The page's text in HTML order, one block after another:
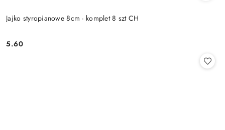
Jajko styropianowe 8cm - komplet 8 szt CH
Cena:
5.60